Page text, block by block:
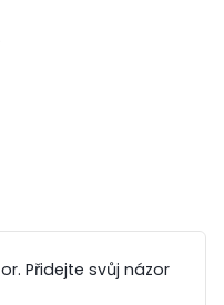
Přidejte svůj názor